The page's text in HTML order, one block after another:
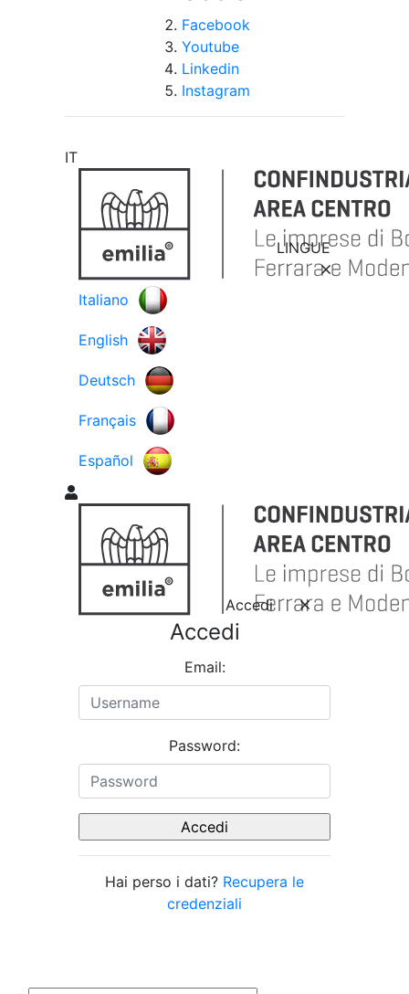
Facebook
Youtube
Linkedin
Instagram
IT
LINGUE
Italiano
English
Deutsch
Français
Español
Accedi
Accedi
Email:
Password:
Hai perso i dati? Recupera le
credenziali